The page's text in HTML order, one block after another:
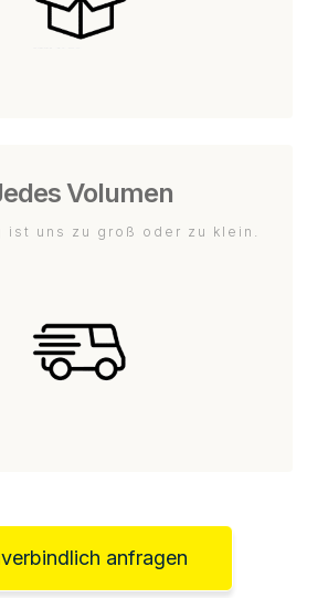
Volumen
ist uns zu groß oder zu klein.
anfragen